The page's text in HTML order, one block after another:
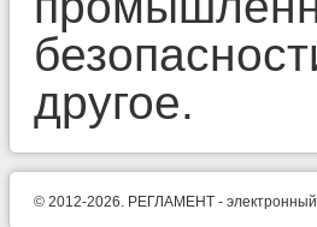
другое.
© 2012-2026. РЕГЛАМЕНТ - электронный